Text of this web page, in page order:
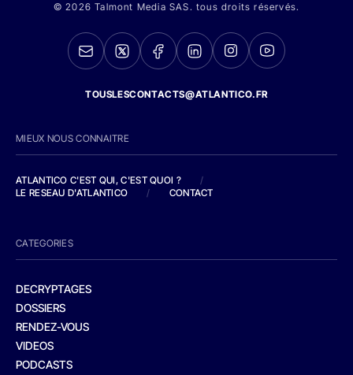
© 2026 Talmont Media SAS. tous droits réservés.
TOUSLESCONTACTS@ATLANTICO.FR
MIEUX NOUS CONNAITRE
ATLANTICO C'EST QUI, C'EST QUOI ?
/
LE RESEAU D'ATLANTICO
/ CONTACT
CATEGORIES
DECRYPTAGES
DOSSIERS
RENDEZ-VOUS
VIDEOS
PODCASTS